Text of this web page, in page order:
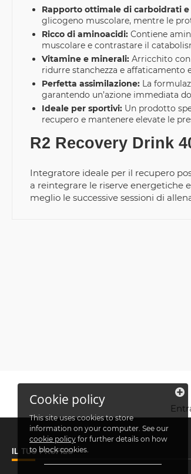
Rapporto ottimale di carboidrati
glicogeno muscolare, mentre le
Ricco di aminoacidi: Contiene
muscolare e contrastare il
Vitamine e minerali: Arricchito
ridurre stanchezza e
Perfetta assimilazione: La
garantendo un’azione immediata
Ideale per sportivi: Un prodotto
recupero e mantenere elevate le
R2 Recovery Drink
Integratore ideale per il recupero
a reintegrare le riserve energetiche
meglio le successive sessioni di
IL TUO PROFILO
Cookie policy
This site uses cookies to store
information on your computer. See our
cookie policy for further details on how
to block cookies.